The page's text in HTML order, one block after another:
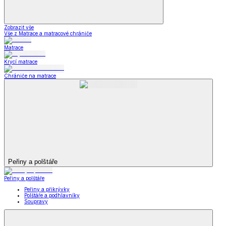
Zobrazit vše
Vše z Matrace a matracové chrániče
Matrace
Krycí matrace
Chrániče na matrace
Peřiny a polštáře
Peřiny a polštáře
Peřiny a přikrývky
Polštáře a podhlavníky
Soupravy